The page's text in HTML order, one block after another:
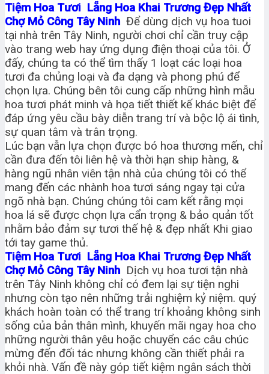
Tiệm Hoa Tươi Lẵng Hoa Khai Trương Đẹp Nhất
Chợ Mỏ Công Tây Ninh Để dùng dịch vụ hoa tuoi
tại nhà trên Tây Ninh, người chơi chỉ cần truy cập
vào trang web hay ứng dụng điện thoại của tôi. Ở
đấy, chúng ta có thể tìm thấy 1 loạt các loại hoa
tươi đa chủng loại và đa dạng và phong phú để
chọn lựa. Chúng bên tôi cung cấp những hình mẫu
hoa tươi phát minh và họa tiết thiết kế khác biệt để
đáp ứng yêu cầu bày diễn trang trí và bộc lộ ái tình,
sự quan tâm và trân trọng.
Lúc bạn vẫn lựa chọn được bó hoa thương mến, chỉ
cần đưa đến tôi liên hệ và thời hạn ship hàng, &
hàng ngũ nhân viên tận nhà của chúng tôi có thể
mang đến các nhành hoa tươi sáng ngay tại cửa
ngõ nhà bạn. Chúng chúng tôi cam kết rằng mọi
hoa lá sẽ được chọn lựa cẩn trọng & bảo quản tốt
nhằm bảo đảm sự tươi thế hệ & đẹp nhất Khi giao
tới tay game thủ.
Tiệm Hoa Tươi Lẵng Hoa Khai Trương Đẹp Nhất
Chợ Mỏ Công Tây Ninh Dịch vụ hoa tươi tận nhà
trên Tây Ninh không chỉ có đem lại sự tiện nghi
nhưng còn tạo nên những trải nghiệm kỷ niệm. quý
khách hoàn toàn có thể trang trí khoảng không sinh
sống của bản thân mình, khuyến mãi ngay hoa cho
những người thân yêu hoặc chuyển các câu chúc
mừng đến đối tác nhưng không cần thiết phải ra
khỏi nhà. Vấn đề này góp tiết kiệm ngân sách thời